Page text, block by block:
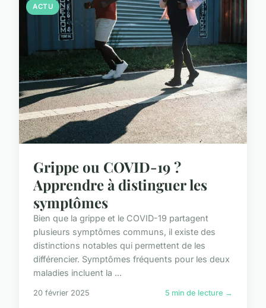
ACTU
Grippe ou COVID-19 ?
Apprendre à distinguer les
symptômes
Bien que la grippe et le COVID-19 partagent
plusieurs symptômes communs, il existe des
distinctions notables qui permettent de les
différencier. Symptômes fréquents pour les deux
maladies incluent la ...
20 février 2025 5 min de lecture →